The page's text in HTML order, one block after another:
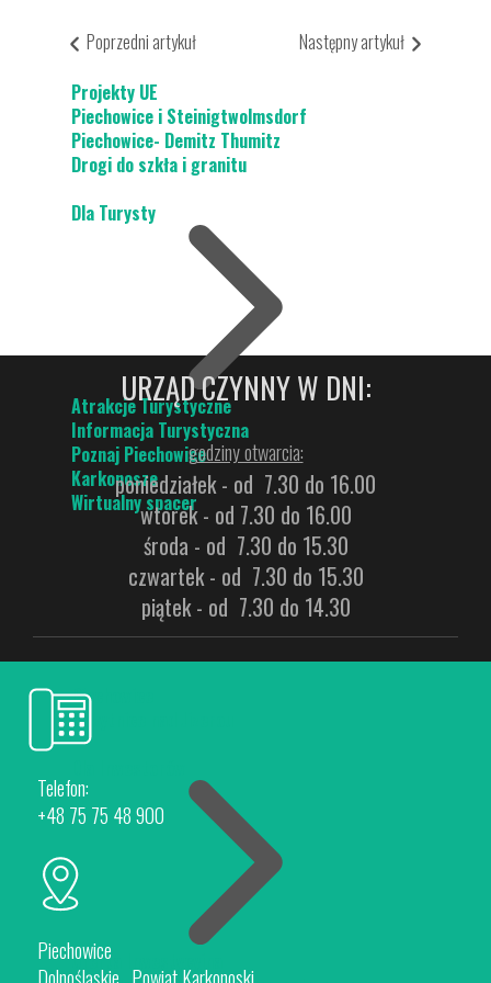
Projekty UE
Piechowice i Steinigtwolmsdorf
Piechowice- Demitz Thumitz
Drogi do szkła i granitu
Dla Turysty
Atrakcje Turystyczne
Informacja Turystyczna
Poznaj Piechowice
Karkonosze
Wirtualny spacer
Piechowice
Rokytnice nad Jizerou
Oferta Inwestycyjna
Poprzedni artykuł Następny artykuł
URZĄD CZYNNY W DNI:
godziny otwarcia:
poniedziałek - od 7.30 do 16.00
wtorek - od 7.30 do 16.00
środa - od 7.30 do 15.30
czwartek - od 7.30 do 15.30
piątek - od 7.30 do 14.30
Telefon:
+48 75 75 48 900
Piechowice